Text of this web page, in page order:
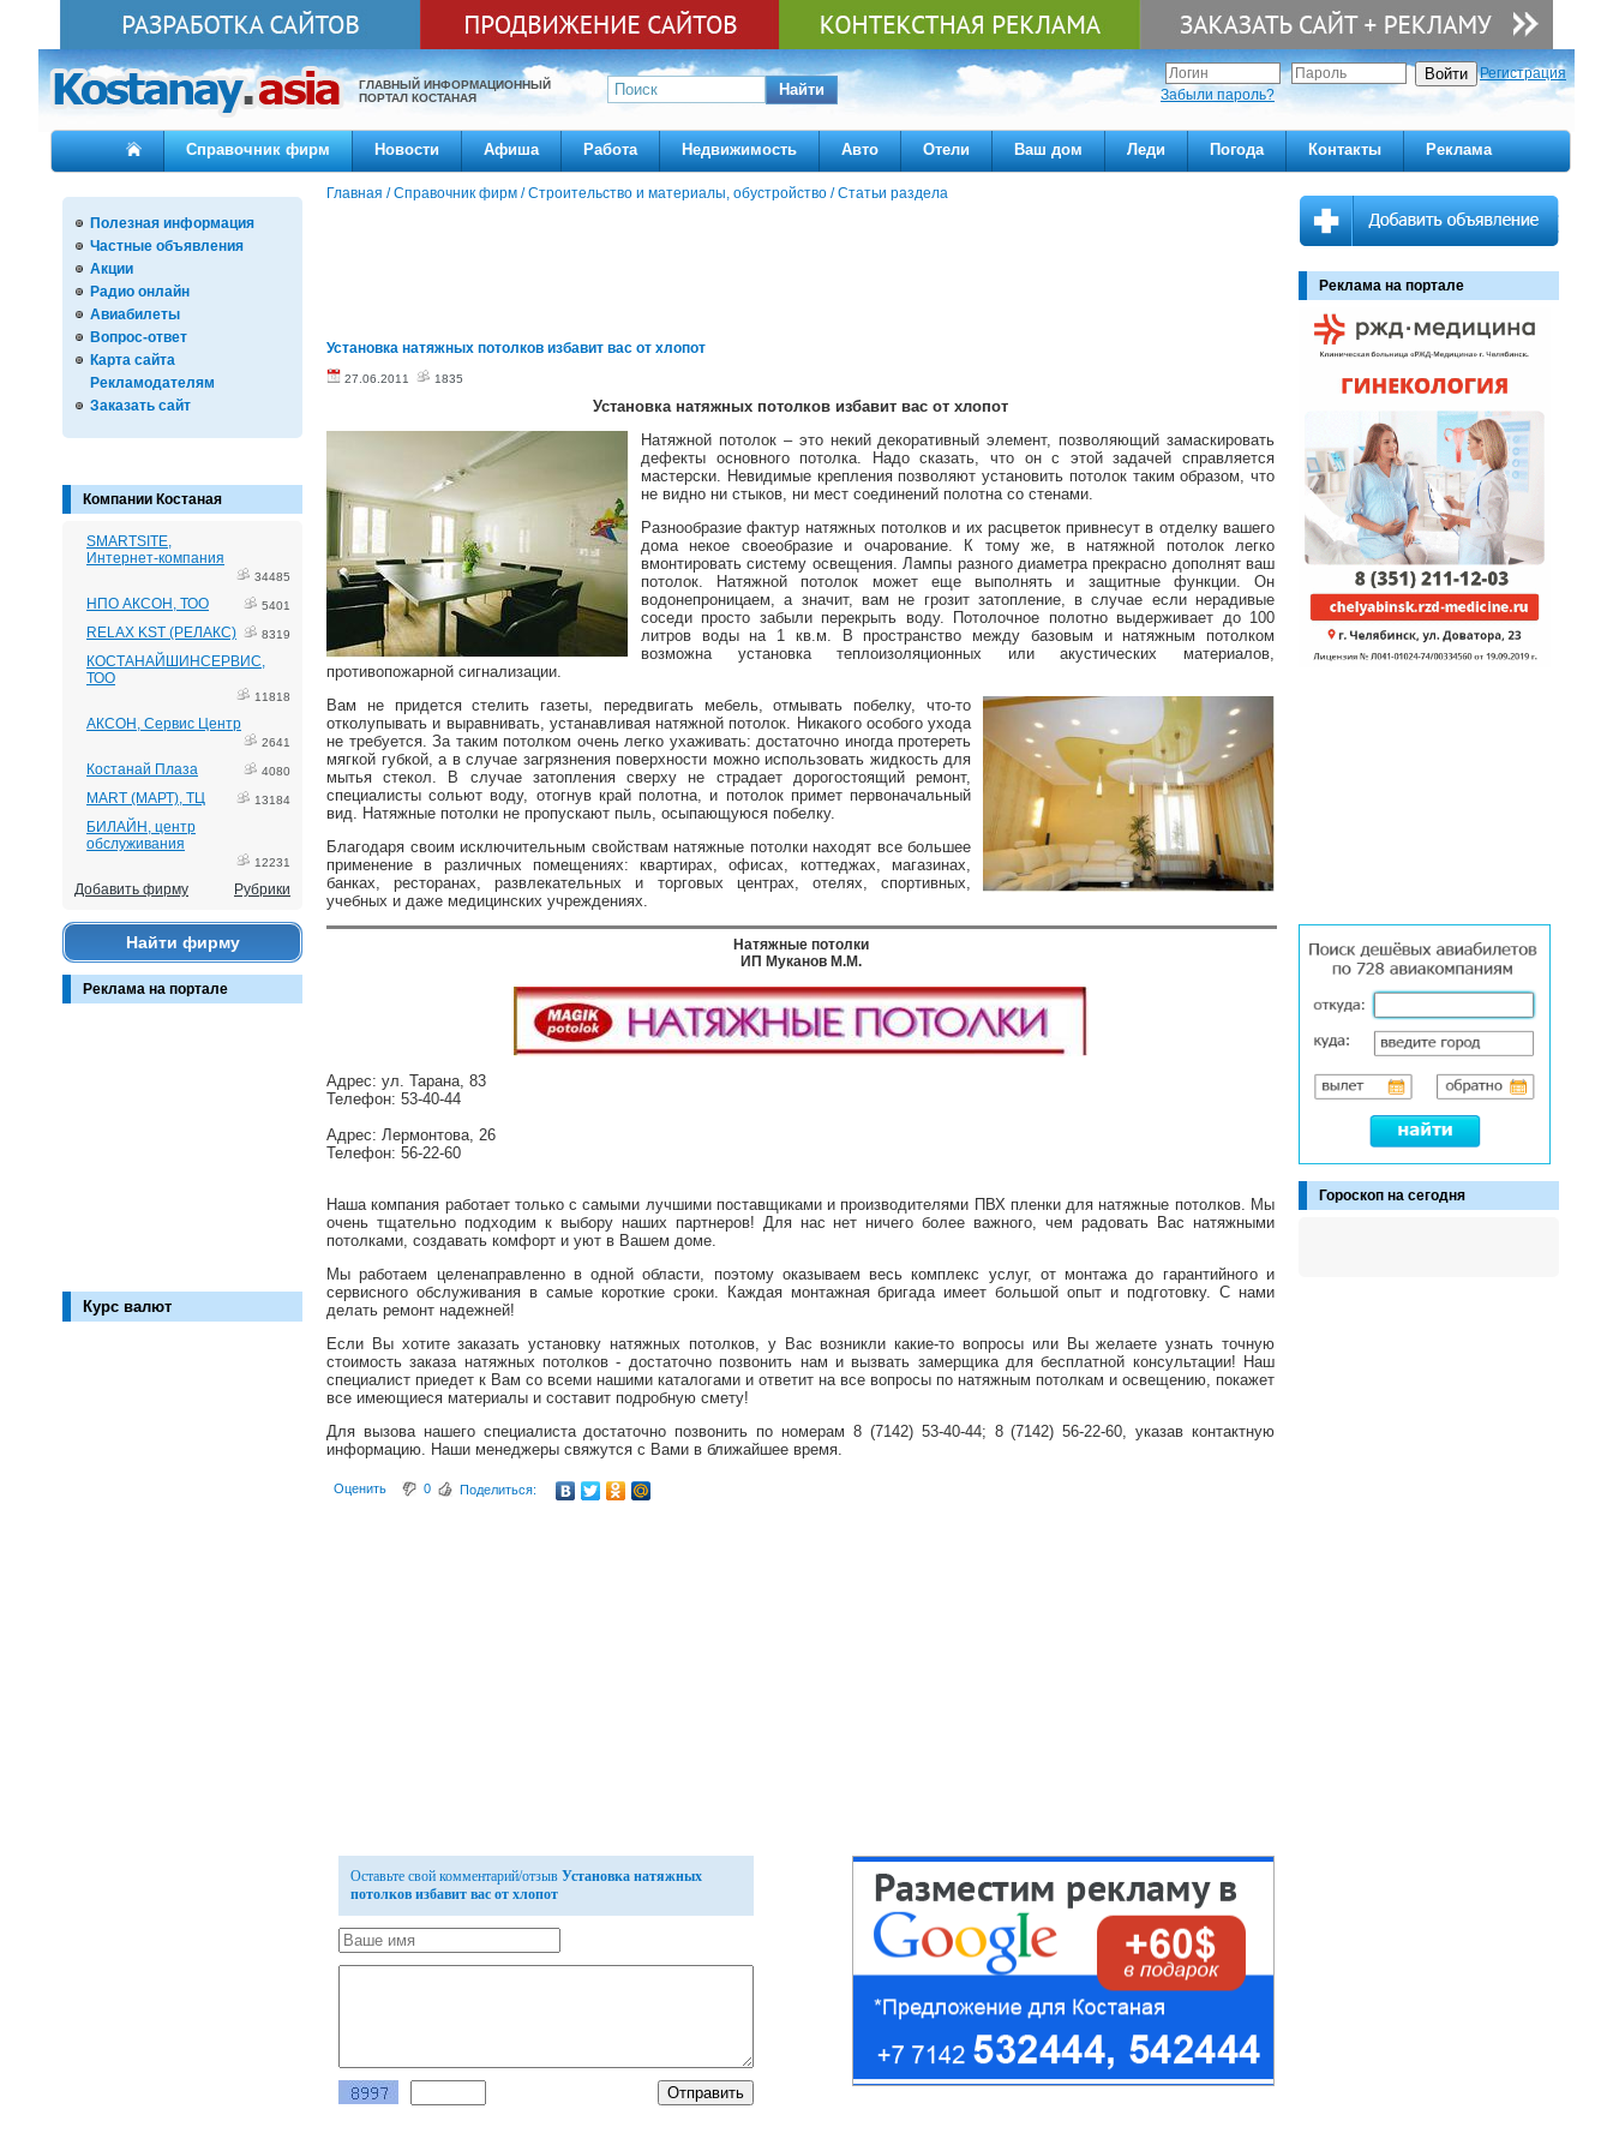
ГЛАВНЫЙ ИНФОРМАЦИОННЫЙ
ПОРТАЛ КОСТАНАЯ
Найти
Регистрация
Забыли пароль?
Справочник фирм Новости Афиша Работа Недвижимость Авто Отели Ваш дом Леди Погода Контакты Реклама
Полезная информация
Частные объявления
Акции
Радио онлайн
Авиабилеты
Вопрос-ответ
Карта сайта
Рекламодателям
Заказать сайт
Компании Костаная
SMARTSITE,
Интернет-компания
34485
НПО АКСОН, ТОО 5401
RELAX KST (РЕЛАКС) 8319
КОСТАНАЙШИНСЕРВИС,
ТОО
11818
АКСОН, Сервис Центр
2641
Костанай Плаза 4080
MART (МАРТ), ТЦ 13184
БИЛАЙН, центр
обслуживания
12231
Добавить фирму Рубрики
Найти фирму
Реклама на портале
Курс валют
Главная /Справочник фирм /Строительство и материалы, обустройство /Статьи раздела
Установка натяжных потолков избавит вас от хлопот
27.06.2011 1835
Установка натяжных потолков избавит вас от хлопот
Натяжной потолок – это некий декоративный элемент, позволяющий замаскировать
дефекты основного потолка. Надо сказать, что он с этой задачей справляется
мастерски. Невидимые крепления позволяют установить потолок таким образом, что
не видно ни стыков, ни мест соединений полотна со стенами.
Разнообразие фактур натяжных потолков и их расцветок привнесут в отделку вашего
дома некое своеобразие и очарование. К тому же, в натяжной потолок легко
вмонтировать систему освещения. Лампы разного диаметра прекрасно дополнят ваш
потолок. Натяжной потолок может еще выполнять и защитные функции. Он
водонепроницаем, а значит, вам не грозит затопление, в случае если нерадивые
соседи просто забыли перекрыть воду. Потолочное полотно выдерживает до 100
литров воды на 1 кв.м. В пространство между базовым и натяжным потолком
возможна установка теплоизоляционных или акустических материалов,
противопожарной сигнализации.
Вам не придется стелить газеты, передвигать мебель, отмывать побелку, что-то
отколупывать и выравнивать, устанавливая натяжной потолок. Никакого особого ухода
не требуется. За таким потолком очень легко ухаживать: достаточно иногда протереть
мягкой губкой, а в случае загрязнения поверхности можно использовать жидкость для
мытья стекол. В случае затопления сверху не страдает дорогостоящий ремонт,
специалисты сольют воду, отогнув край полотна, и потолок примет первоначальный
вид. Натяжные потолки не пропускают пыль, осыпающуюся побелку.
Благодаря своим исключительным свойствам натяжные потолки находят все большее
применение в различных помещениях: квартирах, офисах, коттеджах, магазинах,
банках, ресторанах, развлекательных и торговых центрах, отелях, спортивных,
учебных и даже медицинских учреждениях.
Натяжные потолки
ИП Муканов М.М.
Адрес: ул. Тарана, 83
Телефон: 53-40-44
Адрес: Лермонтова, 26
Телефон: 56-22-60
Наша компания работает только с самыми лучшими поставщиками и производителями ПВХ пленки для натяжные потолков. Мы
очень тщательно подходим к выбору наших партнеров! Для нас нет ничего более важного, чем радовать Вас натяжными
потолками, создавать комфорт и уют в Вашем доме.
Мы работаем целенаправленно в одной области, поэтому оказываем весь комплекс услуг, от монтажа до гарантийного и
сервисного обслуживания в самые короткие сроки. Каждая монтажная бригада имеет большой опыт и подготовку. С нами
делать ремонт надежней!
Если Вы хотите заказать установку натяжных потолков, у Вас возникли какие-то вопросы или Вы желаете узнать точную
стоимость заказа натяжных потолков - достаточно позвонить нам и вызвать замерщика для бесплатной консультации! Наш
специалист приедет к Вам со всеми нашими каталогами и ответит на все вопросы по натяжным потолкам и освещению, покажет
все имеющиеся материалы и составит подробную смету!
Для вызова нашего специалиста достаточно позвонить по номерам 8 (7142) 53-40-44; 8 (7142) 56-22-60, указав контактную
информацию. Наши менеджеры свяжутся с Вами в ближайшее время.
Оценить 0 Поделиться:
Оставьте свой комментарий/отзыв Установка натяжных
потолков избавит вас от хлопот
Реклама на портале
Гороскоп на сегодня